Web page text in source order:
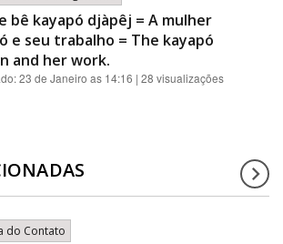
bê kayapó djàpêj = A mulher
e seu trabalho = The kayapó
and her work.
23 de Janeiro as 14:16 | 28 visualizações
do Contato